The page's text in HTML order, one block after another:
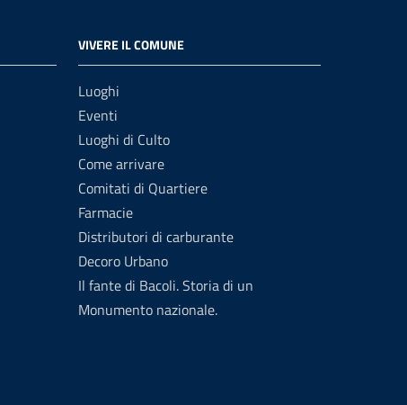
VIVERE IL COMUNE
Luoghi
Eventi
Luoghi di Culto
Come arrivare
Comitati di Quartiere
Farmacie
Distributori di carburante
Decoro Urbano
Il fante di Bacoli. Storia di un
Monumento nazionale.